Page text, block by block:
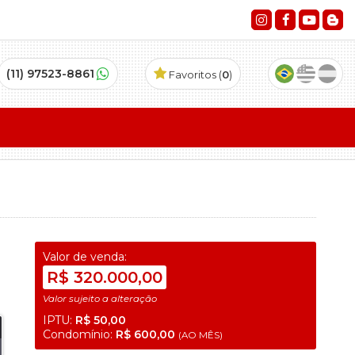
(11) 97523-8861 Favoritos (0)
Valor de venda:
R$ 320.000,00
Valor sujeito a alteração
IPTU: R$ 50,00
Condomínio: R$ 600,00 (AO MÊS)